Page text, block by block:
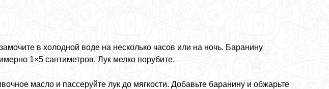
в холодной воде на несколько часов или на ночь. Баранину
1×5 сантиметров. Лук мелко порубите.
масло и пассеруйте лук до мягкости. Добавьте баранину и обжарьте